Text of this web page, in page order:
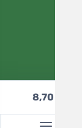
8,70